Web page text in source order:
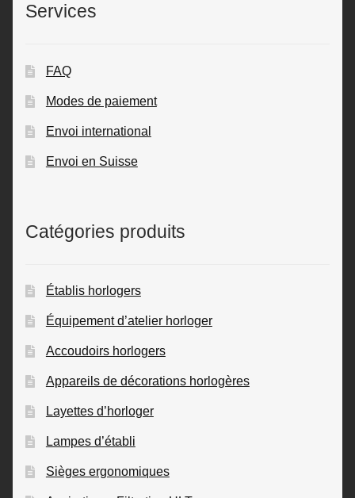
Services
FAQ
Modes de paiement
Envoi international
Envoi en Suisse
Catégories produits
Établis horlogers
Équipement d’atelier horloger
Accoudoirs horlogers
Appareils de décorations horlogères
Layettes d’horloger
Lampes d’établi
Sièges ergonomiques